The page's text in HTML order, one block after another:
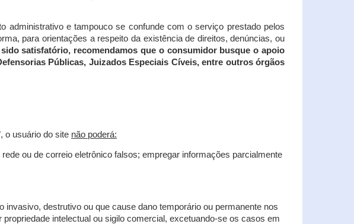
administrativo e tampouco se confunde com o serviço prestado pelos
para orientações a respeito da existência de direitos, denúncias, ou
satisfatório, recomendamos que o consumidor busque o apoio
Públicas, Juizados Especiais Cíveis, entre outros órgãos
o usuário do site não poderá:
ou de correio eletrônico falsos; empregar informações parcialmente
destrutivo ou que cause dano temporário ou permanente nos
intelectual ou sigilo comercial, excetuando-se os casos em